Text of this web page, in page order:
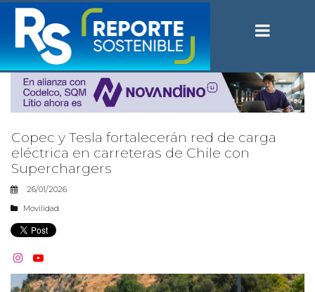
Copec y Tesla fortalecerán red de carga
eléctrica en carreteras de Chile con
Superchargers
26/01/2026
Movilidad
 